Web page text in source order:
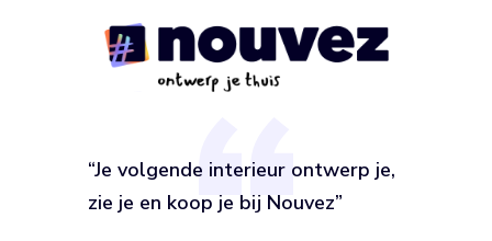
“Je volgende interieur ontwerp je,
zie je en koop je bij Nouvez”